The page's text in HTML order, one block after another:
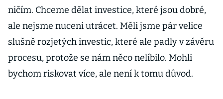
ničím. Chceme dělat investice, které jsou dobré,
ale nejsme nuceni utrácet. Měli jsme pár velice
slušně rozjetých investic, které ale padly v závěru
procesu, protože se nám něco nelíbilo. Mohli
bychom riskovat více, ale není k tomu důvod.